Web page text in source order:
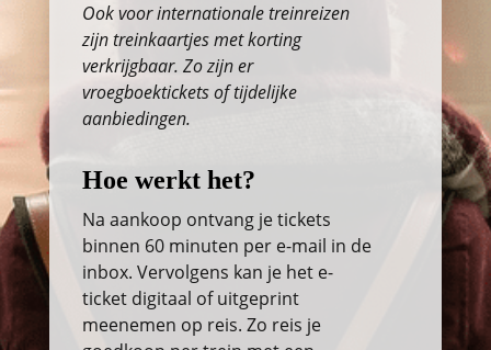
Ook voor internationale treinreizen
zijn treinkaartjes met korting
verkrijgbaar. Zo zijn er
vroegboektickets of tijdelijke
aanbiedingen.
Hoe werkt het?
Na aankoop ontvang je tickets
binnen 60 minuten per e-mail in de
inbox. Vervolgens kan je het e-
ticket digitaal of uitgeprint
meenemen op reis. Zo reis je